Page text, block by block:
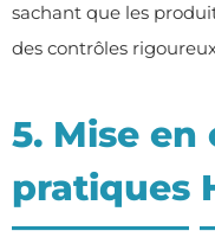
sachant que les
des contrôles
5. Mise
pratiques